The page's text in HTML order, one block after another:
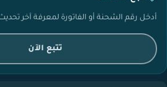
أدخل رقم الشحنة أو الفاتورة لمعرفة آخر
تتبع الآن